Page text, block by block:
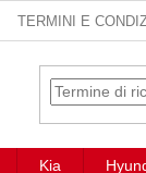
TERMINI E
Kia